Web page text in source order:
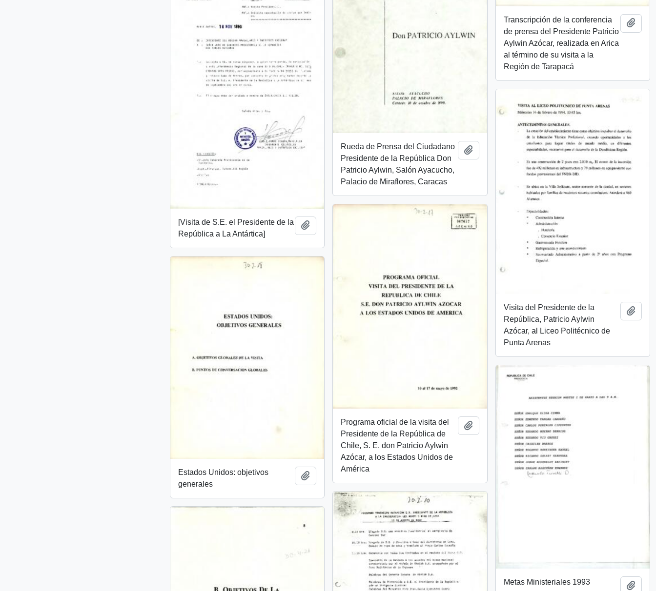
Transcripción de la conferencia
de prensa del Presidente Patricio
Aylwin Azócar, realizada en Arica
al término de su visita a la
Región de Tarapacá
Rueda de Prensa del Ciudadano
Presidente de la República Don
Patricio Aylwin, Salón Ayacucho,
Palacio de Miraflores, Caracas
Añadir al portapapeles
[Visita de S.E. el Presidente de la
República a La Antártica]
Visita del Presidente de la
República, Patricio Aylwin
Azócar, al Liceo Politécnico de
Punta Arenas
Programa oficial de la visita del
Presidente de la República de
Chile, S. E. don Patricio Aylwin
Azócar, a los Estados Unidos de
América
Añadir al portapapeles
Estados Unidos: objetivos
generales
Metas Ministeriales 1993